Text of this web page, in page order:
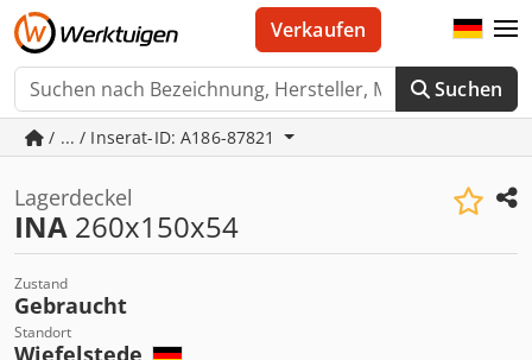
Suchen
Verkaufen
/ ... / Inserat-ID: A186-87821
Lagerdeckel
INA 260x150x54
Zustand
Gebraucht
Standort
Wiefelstede